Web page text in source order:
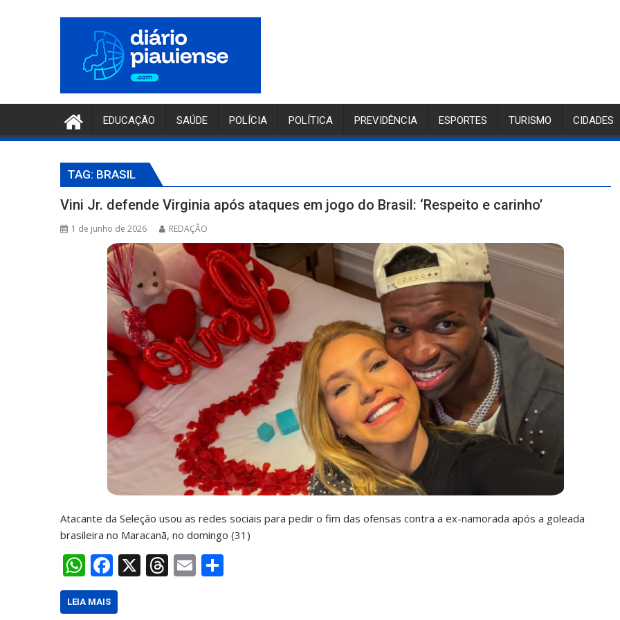
EDUCAÇÃO SAÚDE POLÍCIA POLÍTICA PREVIDÊNCIA ESPORTES TURISMO CIDADES
TAG: BRASIL
Vini Jr. defende Virginia após ataques em jogo do Brasil: ‘Respeito e carinho’
1 de junho de 2026 REDAÇÃO
Atacante da Seleção usou as redes sociais para pedir o fim das ofensas contra a ex-namorada após a goleada
brasileira no Maracanã, no domingo (31)
W
h
at
F
ac
e
X T E
LEIA MAIS